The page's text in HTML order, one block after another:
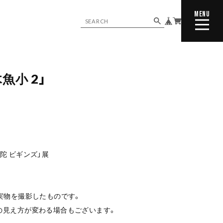
MENU
CLOSE
小 2」
ビギンズ」展
を撮影したものです。
え方が変わる場合もございます。